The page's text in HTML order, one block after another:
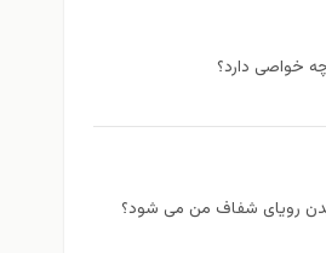
خواصی دارد؟
رویای شفاف من می شود؟